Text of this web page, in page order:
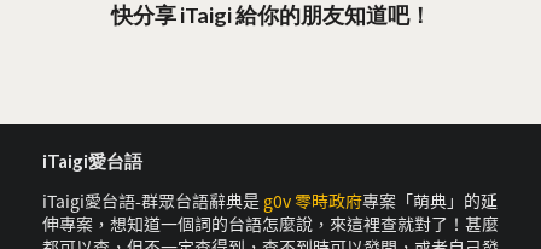
快分享 iTaigi 給你的朋友知道吧！
iTaigi愛台語
iTaigi愛台語-群眾台語辭典是 g0v 零時政府專案「萌典」的延
伸專案，想知道一個詞的台語怎麼說，來這裡查就對了！甚麼